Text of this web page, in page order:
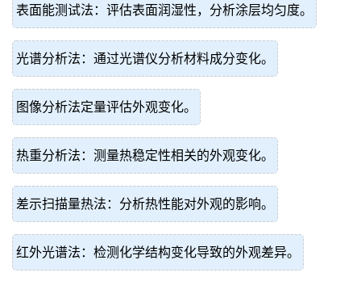
表面能测试法：评估表面润湿性，分析涂层均匀度。
光谱分析法：通过光谱仪分析材料成分变化。
图像分析法定量评估外观变化。
热重分析法：测量热稳定性相关的外观变化。
差示扫描量热法：分析热性能对外观的影响。
红外光谱法：检测化学结构变化导致的外观差异。